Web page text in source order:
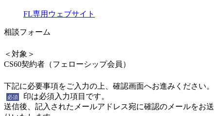
FL専用ウェブサイト
相談フォーム
＜対象＞
CS60契約者（フェローシップ会員）
下記に必要事項をご入力の上、確認画面へお進みください。
必須
印は必須入力項目です。
送信後、記入されたメールアドレス宛に確認のメールをお送